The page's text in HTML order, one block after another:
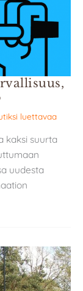
luettavaa
kaksi suurta
uudesta